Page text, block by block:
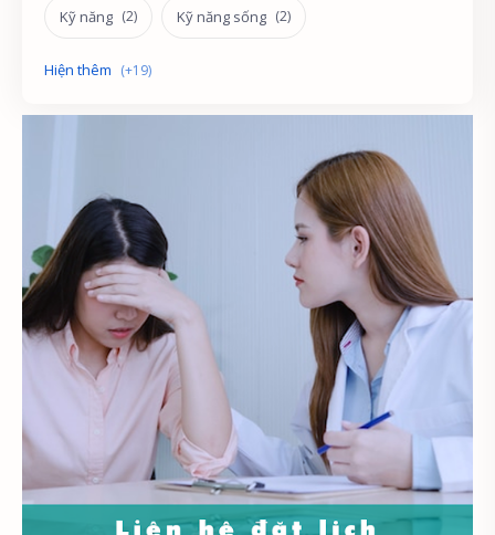
Kỹ năng Kỹ năng sống
Phát triển
Tham vấn - trị liệu Trắc nghiệm
Tài liệu môn học Tài liệu ôn tập
Tâm lý học Tâm lý học dạy học
Tâm lý học lứa tuổi Tâm lý học phát triển
Tâm lý học trẻ em Tâm lý học xã hội
Tâm lý học đại cương Đại cương